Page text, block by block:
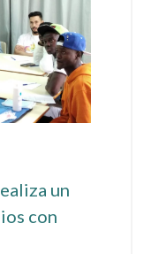
un
con